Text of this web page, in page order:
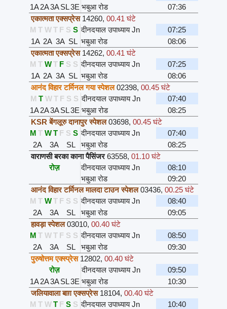
1A2A3ASL3E भबुआ रोड
07:36
एकात्मता एक्सप्रेस 14260, 00.41 घंटे
M T W T F S S दीनदयाल उपाध्याय Jn
07:25
1A 2A 3A SL भबुआ रोड
08:06
एकात्मता एक्सप्रेस 14262, 00.41 घंटे
M T W T F S S दीनदयाल उपाध्याय Jn
07:25
1A 2A 3A SL भबुआ रोड
08:06
आनंद विहार टर्मिनल गया स्पेशल 02398, 00.45 घंटे
M T W T F S S दीनदयाल उपाध्याय Jn
07:40
1A2A3ASL3E भबुआ रोड
08:25
KSR बेंगलूरु दानापुर स्पेशल 03698, 00.45 घंटे
M T W T F S S दीनदयाल उपाध्याय Jn
07:40
2A
3A SL भबुआ रोड
08:25
वाराणसी बरका काना पैसिंजर 63558, 01.10 घंटे
रोज़
दीनदयाल उपाध्याय Jn
08:10
भबुआ रोड
09:20
आनंद विहार टर्मिनल मालदा टाउन स्पेशल 03436, 00.25 घंटे
M T W T F S S दीनदयाल उपाध्याय Jn
08:40
2A
3A SL भबुआ रोड
09:05
हावड़ा स्पेशल 03010, 00.40 घंटे
M T W T F S S दीनदयाल उपाध्याय Jn
08:50
2A
3A SL भबुआ रोड
09:30
पुरुषोत्तम एक्स्प्रेस 12802, 00.40 घंटे
रोज़
दीनदयाल उपाध्याय Jn
09:50
1A2A3ASL3E भबुआ रोड
10:30
जलियावाला बाग़ एक्सप्रेस 18104, 00.40 घंटे
M T W T F S S दीनदयाल उपाध्याय Jn
10:40